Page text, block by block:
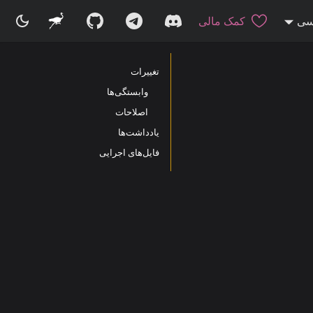
کمک مالی
تغییرات
وابستگی‌ها
اصلاحات
یادداشت‌ها
فایل‌های اجرایی